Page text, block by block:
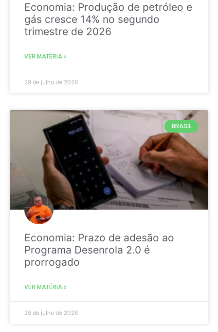
Economia: Produção de petróleo e
gás cresce 14% no segundo
trimestre de 2026
VER MATÉRIA »
29 de julho de 2026
BRASIL
Economia: Prazo de adesão ao
Programa Desenrola 2.0 é
prorrogado
VER MATÉRIA »
29 de julho de 2026